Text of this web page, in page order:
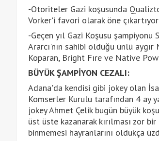
-Otoriteler Gazi koşusunda
Vorker'i favori olarak öne
-Geçen yıl Gazi Koşusu
Ararcı'nın sahibi olduğu ünlü
Koparan, Bright Fıre ve Native
BÜYÜK ŞAMPİYON CEZALI:
Adana'da kendisi gibi jokey olan
Komserler Kurulu tarafından 4 ay
jokey Ahmet Çelik bugün büyük
üst üste kazanarak kırılması zor
binmemesi hayranlarını oldukça